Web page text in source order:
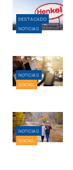
DESTACADO
NOTICIAS
NOTICIAS
SOCIAL
NOTICIAS
SOCIAL